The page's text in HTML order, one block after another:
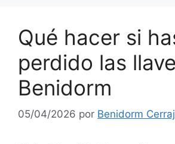
Qué hacer si
perdido las
Benidorm
05/04/2026 por Benidorm